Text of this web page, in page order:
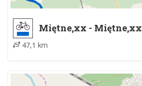
Miętne,xx - Miętne,xx
47,1 km